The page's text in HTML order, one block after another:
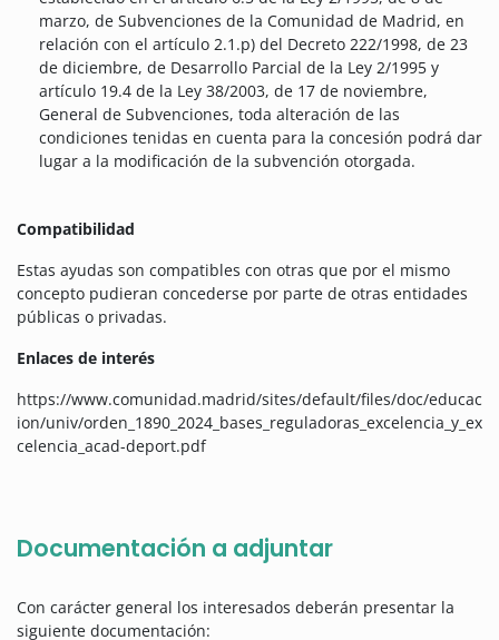
marzo, de Subvenciones de la Comunidad de Madrid, en
relación con el artículo 2.1.p) del Decreto 222/1998, de 23
de diciembre, de Desarrollo Parcial de la Ley 2/1995 y
artículo 19.4 de la Ley 38/2003, de 17 de noviembre,
General de Subvenciones, toda alteración de las
condiciones tenidas en cuenta para la concesión podrá dar
lugar a la modificación de la subvención otorgada.
Compatibilidad
Estas ayudas son compatibles con otras que por el mismo
concepto pudieran concederse por parte de otras entidades
públicas o privadas.
Enlaces de interés
https://www.comunidad.madrid/sites/default/files/doc/educac
ion/univ/orden_1890_2024_bases_reguladoras_excelencia_y_ex
celencia_acad-deport.pdf
Documentación a adjuntar
Con carácter general los interesados deberán presentar la
siguiente documentación: